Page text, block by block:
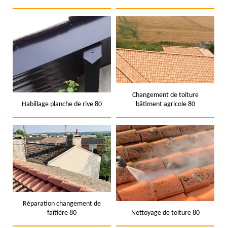
Habillage planche de rive 80
Changement de toiture
bâtiment agricole 80
Réparation changement de
faîtière 80
Nettoyage de toiture 80